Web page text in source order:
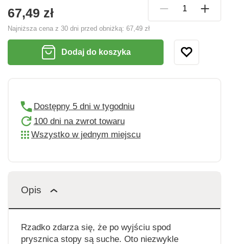
67,49 zł
Najniższa cena z 30 dni przed obniżką: 67,49 zł
Dodaj do koszyka
Dostępny 5 dni w tygodniu
100 dni na zwrot towaru
Wszystko w jednym miejscu
Opis
Rzadko zdarza się, że po wyjściu spod
prysznica stopy są suche. Oto niezwykle